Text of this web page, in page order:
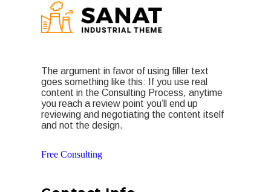
The argument in favor of using filler text
goes something like this: If you use real
content in the Consulting Process, anytime
you reach a review point you’ll end up
reviewing and negotiating the content itself
and not the design.
Free Consulting